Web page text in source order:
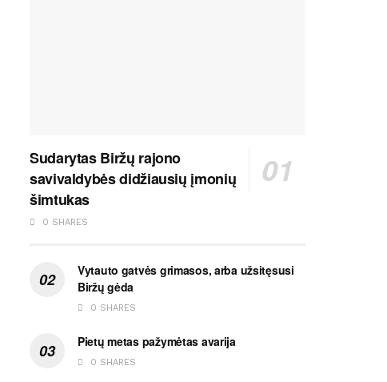
Sudarytas Biržų rajono
savivaldybės didžiausių įmonių
šimtukas
0 SHARES
Vytauto gatvės grimasos, arba užsitęsusi
Biržų gėda
0 SHARES
Pietų metas pažymėtas avarija
0 SHARES